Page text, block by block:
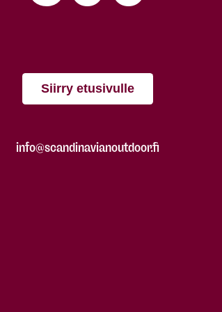
Siirry etusivulle
info@scandinavianoutdoor.fi